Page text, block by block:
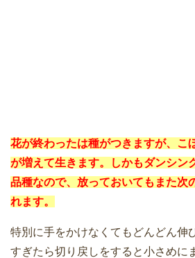
花が終わったは種がつきますが、こ
が増えて生きます。しかもダンシン
品種なので、放っておいてもまた次
れます。
特別に手をかけなくてもどんどん伸
すぎたら切り戻しをすると小さめに